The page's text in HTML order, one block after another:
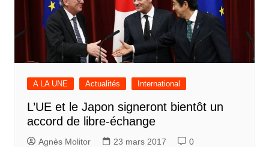
A LA UNE Actualités International
L’UE et le Japon signeront bientôt un
accord de libre-échange
Agnès Molitor 23 mars 2017 0